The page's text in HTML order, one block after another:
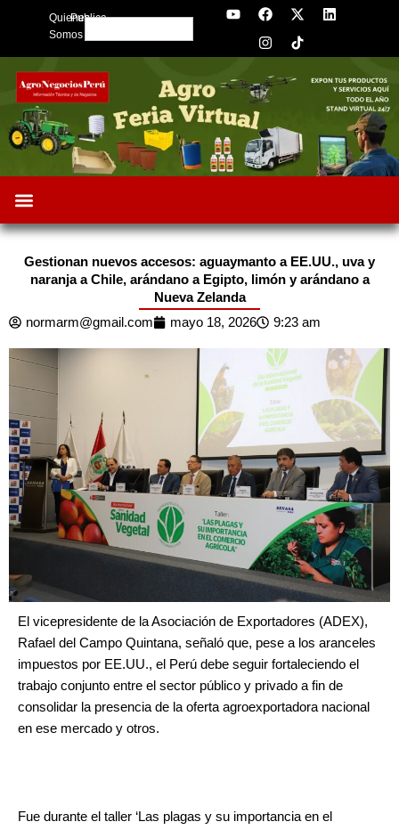
Quienes
Somos
Publica
Search
Y
o
b
e
F
a
c
e
o
o
k
X
-
t
w
t
L
i
d
n
I
n
s
t
g
r
a
Gestionan nuevos accesos: aguaymanto a EE.UU., uva y
naranja a Chile, arándano a Egipto, limón y arándano a
Nueva Zelanda
normarm@gmail.com
mayo 18, 2026 9:23 am
El vicepresidente de la Asociación de Exportadores (ADEX),
Rafael del Campo Quintana, señaló que, pese a los aranceles
impuestos por EE.UU., el Perú debe seguir fortaleciendo el
trabajo conjunto entre el sector público y privado a fin de
consolidar la presencia de la oferta agroexportadora nacional
en ese mercado y otros.
Fue durante el taller ‘Las plagas y su importancia en el